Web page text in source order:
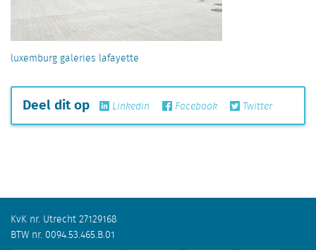
luxemburg galeries lafayette
Deel dit op Linkedin Facebook Twitter
KvK nr. Utrecht 27129168
BTW nr. 0094.53.465.B.01